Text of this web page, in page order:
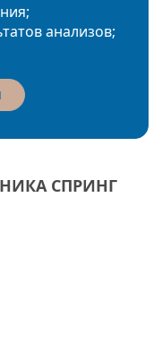
анализов;
СПРИНГ